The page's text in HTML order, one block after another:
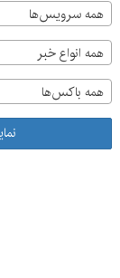
همه سرویس‌ها
همه انواع خبر
همه باکس‌ها